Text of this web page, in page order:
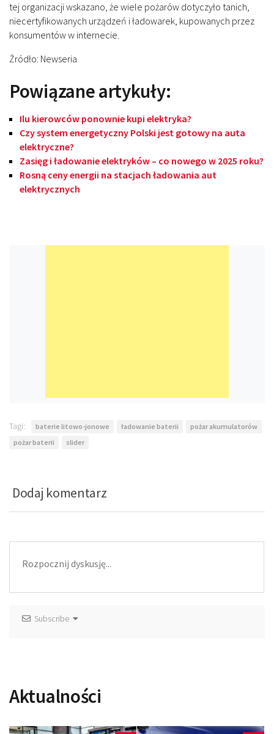
tej organizacji wskazano, że wiele pożarów dotyczyło tanich,
niecertyfikowanych urządzeń i ładowarek, kupowanych przez
konsumentów w internecie.
Źródło: Newseria
Powiązane artykuły:
Ilu kierowców ponownie kupi elektryka?
Czy system energetyczny Polski jest gotowy na auta
elektryczne?
Zasięg i ładowanie elektryków – co nowego w 2025 roku?
Rosną ceny energii na stacjach ładowania aut
elektrycznych
Tagi: baterie litowo-jonowe ładowanie baterii
pożar akumulatorów
pożar baterii
slider
Dodaj komentarz
Subscribe
Aktualności